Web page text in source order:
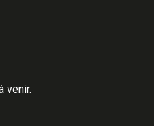
venir.